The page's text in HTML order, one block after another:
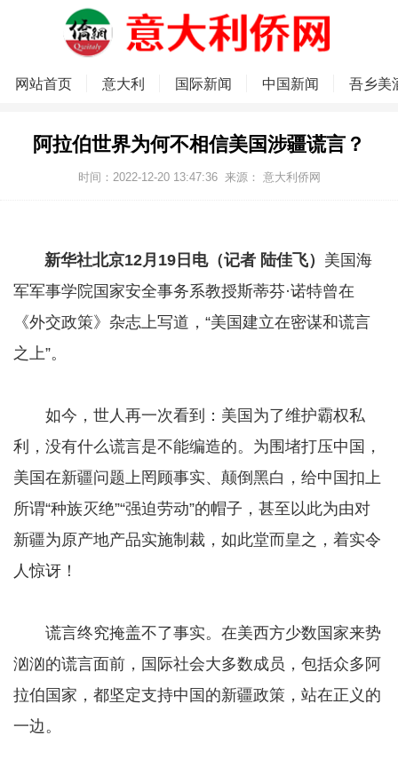
网站首页 意大利 国际新闻 中国新闻 吾乡美
阿拉伯世界为何不相信美国涉疆谎言？
时间：2022-12-20 13:47:36 来源： 意大利侨网
新华社北京12月19日电（记者 陆佳飞） 美国海
军军事学院国家安全事务系教授斯蒂芬·诺特曾在
《外交政策》杂志上写道，“美国建立在密谋和谎言
之上”。
如今，世人再一次看到：美国为了维护霸权私
利，没有什么谎言是不能编造的。为围堵打压中国，
美国在新疆问题上罔顾事实、颠倒黑白，给中国扣上
所谓“种族灭绝”“强迫劳动”的帽子，甚至以此为由对
新疆为原产地产品实施制裁，如此堂而皇之，着实令
人惊讶！
谎言终究掩盖不了事实。在美西方少数国家来势
汹汹的谎言面前，国际社会大多数成员，包括众多阿
拉伯国家，都坚定支持中国的新疆政策，站在正义的
一边。